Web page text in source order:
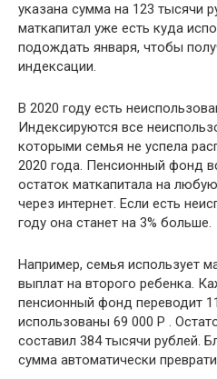
указана сумма на 123 тысячи
маткапитал уже есть куда
подождать января, чтобы
индексации.
В 2020 году есть
Индексируются все
которыми семья не успела
2020 года. Пенсионный фонд
остаток маткапитала на
через интернет. Если есть
году она станет на 3% больше.
Например, семья использует
выплат на второго ребенка.
пенсионный фонд переводит
использованы 69 000 Р .
составил 384 тысячи рублей.
сумма автоматически